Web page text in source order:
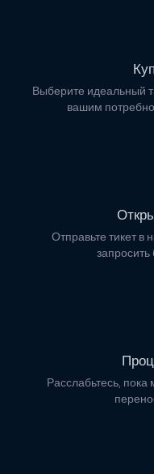
Выберите идеальный
вашим
Отправьте тикет в
Расслабьтесь,